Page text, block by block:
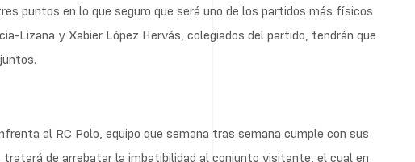
puntos en lo que seguro que será uno de los partidos más físicos
Lizana y Xabier López Hervás, colegiados del partido, tendrán que
al RC Polo, equipo que semana tras semana cumple con sus
de arrebatar la imbatibilidad al conjunto visitante, el cual en